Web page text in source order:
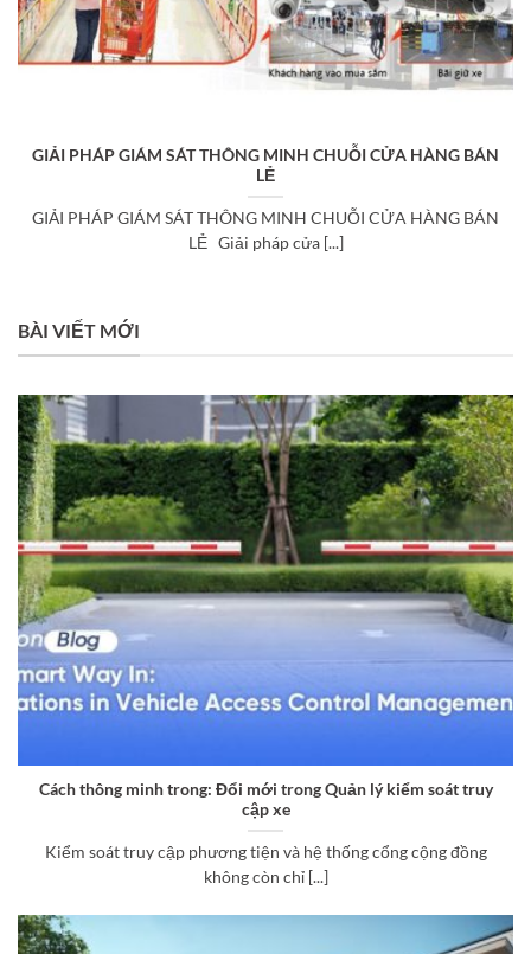
GIẢI PHÁP GIÁM SÁT THÔNG MINH CHUỖI CỬA HÀNG BÁN
LẺ
GIẢI PHÁP GIÁM SÁT THÔNG MINH CHUỖI CỬA HÀNG BÁN
LẺ Giải pháp cửa [...]
BÀI VIẾT MỚI
Cách thông minh trong: Đổi mới trong Quản lý kiểm soát truy
cập xe
Kiểm soát truy cập phương tiện và hệ thống cổng cộng đồng
không còn chỉ [...]